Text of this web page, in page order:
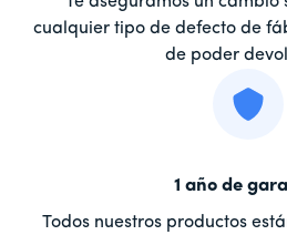
cualquier tipo de defecto de
de poder
1 año de
Todos nuestros productos